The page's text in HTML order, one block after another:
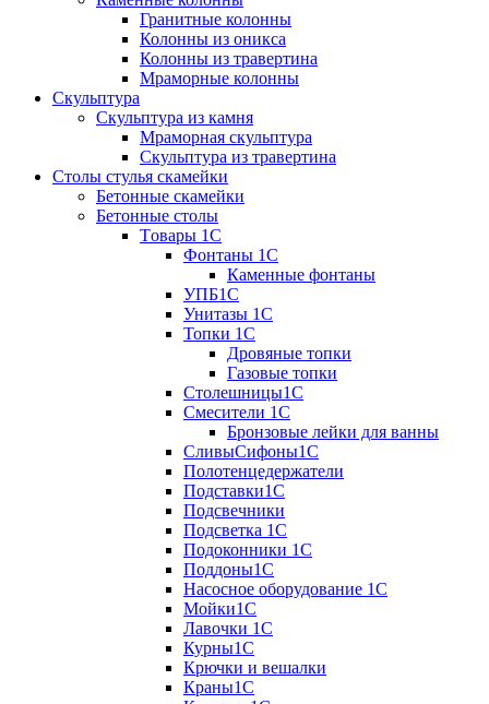
Гранитные колонны
Колонны из оникса
Колонны из травертина
Мраморные колонны
Скульптура
Скульптура из камня
Мраморная скульптура
Скульптура из травертина
Столы стулья скамейки
Бетонные скамейки
Бетонные столы
Tовары 1C
Фонтаны 1C
Каменные фонтаны
УПБ1С
Унитазы 1С
Топки 1С
Дровяные топки
Газовые топки
Столешницы1С
Смесители 1С
Бронзовые лейки для ванны
СливыСифоны1С
Полотенцедержатели
Подставки1С
Подсвечники
Подсветка 1С
Подоконники 1С
Поддоны1С
Насосное оборудование 1С
Мойки1С
Лавочки 1С
Курны1С
Крючки и вешалки
Краны1С